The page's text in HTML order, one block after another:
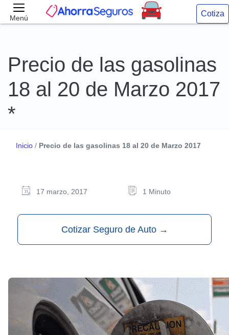
Menú Cotiza
Precio de las gasolinas
18 al 20 de Marzo 2017
*
Inicio / Precio de las gasolinas 18 al 20 de Marzo 2017
17 marzo, 2017 1 Minuto
Cotizar Seguro de Auto →